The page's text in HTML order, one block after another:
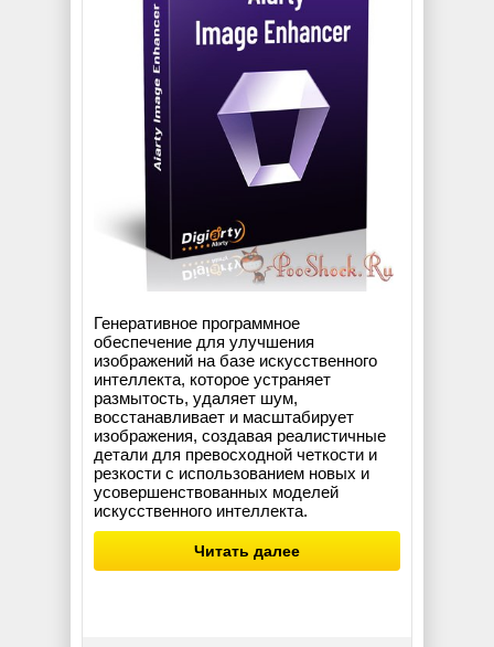
Генеративное программное
обеспечение для улучшения
изображений на базе искусственного
интеллекта, которое устраняет
размытость, удаляет шум,
восстанавливает и масштабирует
изображения, создавая реалистичные
детали для превосходной четкости и
резкости с использованием новых и
усовершенствованных моделей
искусственного интеллекта.
Читать далее